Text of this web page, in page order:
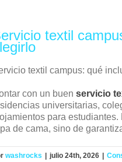
textil
textil campus: qué
con un buen servicio
universitarias,
para
de cama, sino de
washrocks | julio 24th, 2026 |